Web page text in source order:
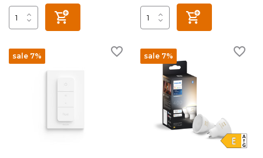
sale 7% sale 7%